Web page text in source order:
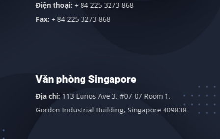
Điện thoại:+ 84 225 3273 868
Fax:+ 84 225 3273 868
Văn phòng Singapore
Địa chỉ: 113 Eunos Ave 3, #07-07 Room 1,
Gordon Industrial Building, Singapore 409838